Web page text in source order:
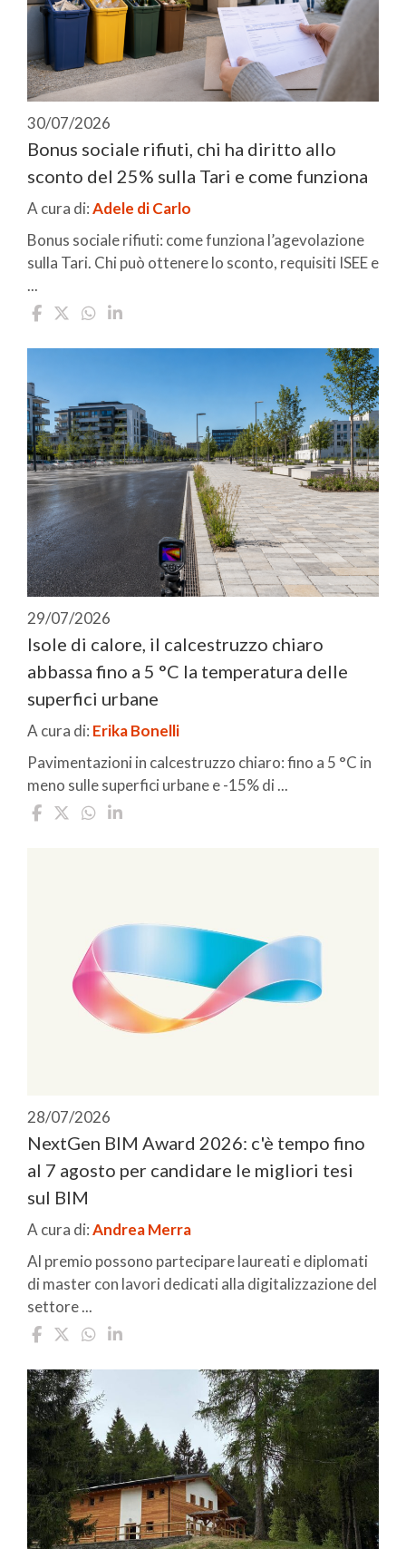
30/07/2026
Bonus sociale rifiuti, chi ha diritto allo
sconto del 25% sulla Tari e come funziona
A cura di:Adele di Carlo
Bonus sociale rifiuti: come funziona l’agevolazione
sulla Tari. Chi può ottenere lo sconto, requisiti ISEE e
...
29/07/2026
Isole di calore, il calcestruzzo chiaro
abbassa fino a 5 °C la temperatura delle
superfici urbane
A cura di: Erika Bonelli
Pavimentazioni in calcestruzzo chiaro: fino a 5 °C in
meno sulle superfici urbane e -15% di ...
28/07/2026
NextGen BIM Award 2026: c'è tempo fino
al 7 agosto per candidare le migliori tesi
sul BIM
A cura di:Andrea Merra
Al premio possono partecipare laureati e diplomati
di master con lavori dedicati alla digitalizzazione del
settore ...